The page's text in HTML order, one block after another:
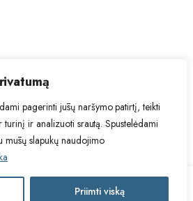
pagerinti jūsų naršymo patirtį, teikti
turinį ir analizuoti srautą. Spustelėdami
mūsų slapukų naudojimo
Priimti viskąĮ krepšelį
Be TauBaldai.lt sutikimo draudžiama